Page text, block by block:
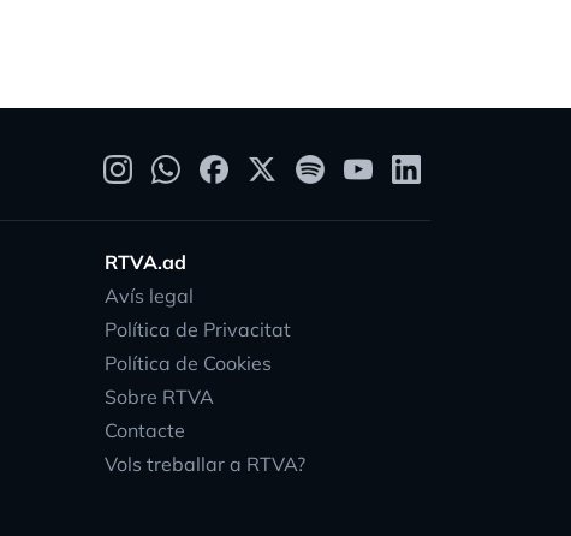
RTVA.ad
Avís legal
Política de Privacitat
Política de Cookies
Sobre RTVA
Contacte
Vols treballar a RTVA?